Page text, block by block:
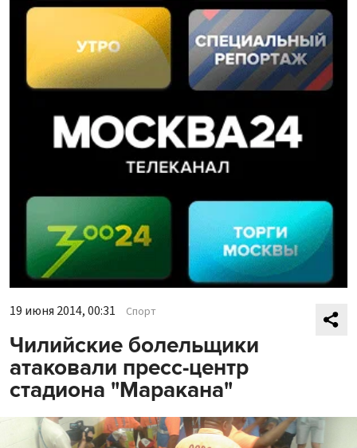
19 июня 2014, 00:31 Спорт
Чилийские болельщики
атаковали пресс-центр
стадиона "Маракана"